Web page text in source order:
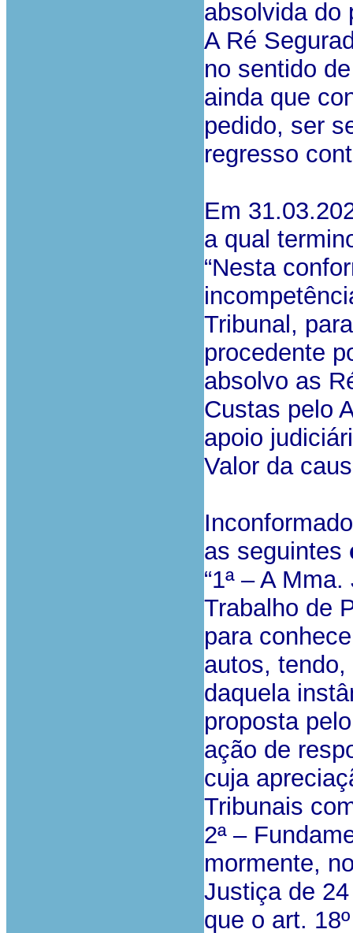
absolvida do
A Ré
no sentido
ainda que
pedido, ser
regresso
Em
a qual
“Nesta
Tribunal,
procedente
absolvo as
Custas pelo
apoio
Valor da
as seguintes
“1ª – A
Trabalho de
para
autos,
daquela
proposta
ação de
cuja
Tribunais
2ª –
mormente,
Justiça de
que o art.